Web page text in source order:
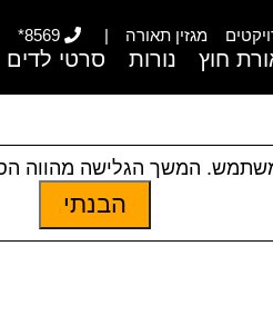
מגזין תאורה |
8569*
חוץ נורות סרטי לדים
המשך הגלישה מהווה
הבנתי